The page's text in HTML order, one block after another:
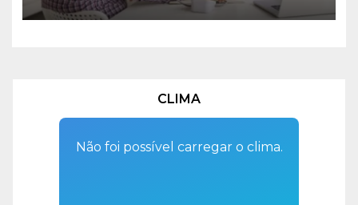
CLIMA
Não foi possível carregar o clima.